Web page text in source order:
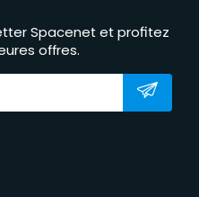
Spacenet et profitez
offres.